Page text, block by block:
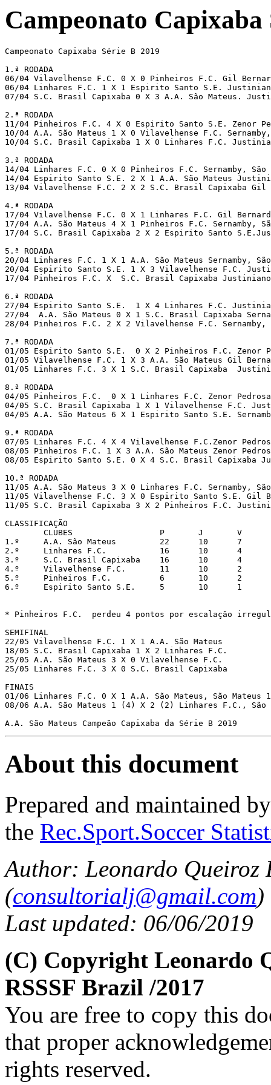
Campeonato Capixaba
Campeonato Capixaba Série B 2019
1.ª RODADA
06/04 Vilavelhense F.C. 0 X 0 Pinheiros F.C. Gil
06/04 Linhares F.C. 1 X 1 Espirito Santo S.E.
07/04 S.C. Brasil Capixaba 0 X 3 A.A. São Mateus.
2.ª RODADA
11/04 Pinheiros F.C. 4 X 0 Espirito Santo S.E. Zenor
10/04 A.A. São Mateus 1 X 0 Vilavelhense F.C.
10/04 S.C. Brasil Capixaba 1 X 0 Linhares F.C.
3.ª RODADA
14/04 Linhares F.C. 0 X 0 Pinheiros F.C. Sernamby, São
14/04 Espirito Santo S.E. 2 X 1 A.A. São Mateus
13/04 Vilavelhense F.C. 2 X 2 S.C. Brasil Capixaba Gil
4.ª RODADA
17/04 Vilavelhense F.C. 0 X 1 Linhares F.C. Gil
17/04 A.A. São Mateus 4 X 1 Pinheiros F.C. Sernamby,
17/04 S.C. Brasil Capixaba 2 X 2 Espirito Santo
5.ª RODADA
20/04 Linhares F.C. 1 X 1 A.A. São Mateus Sernamby,
20/04 Espirito Santo S.E. 1 X 3 Vilavelhense F.C.
17/04 Pinheiros F.C. X  S.C. Brasil Capixaba
6.ª RODADA
27/04 Espirito Santo S.E.  1 X 4 Linhares F.C.
27/04  A.A. São Mateus 0 X 1 S.C. Brasil Capixaba
28/04 Pinheiros F.C. 2 X 2 Vilavelhense F.C. Sernamby,
7.ª RODADA
01/05 Espirito Santo S.E.  0 X 2 Pinheiros F.C. Zenor
01/05 Vilavelhense F.C. 1 X 3 A.A. São Mateus Gil
01/05 Linhares F.C. 3 X 1 S.C. Brasil Capixaba
8.ª RODADA
04/05 Pinheiros F.C.  0 X 1 Linhares F.C. Zenor Pedrosa
04/05 S.C. Brasil Capixaba 1 X 1 Vilavelhense F.C.
04/05 A.A. São Mateus 6 X 1 Espirito Santo S.E.
9.ª RODADA
07/05 Linhares F.C. 4 X 4 Vilavelhense F.C.Zenor
08/05 Pinheiros F.C. 1 X 3 A.A. São Mateus Zenor
08/05 Espirito Santo S.E. 0 X 4 S.C. Brasil Capixaba
10.ª RODADA
11/05 A.A. São Mateus 3 X 0 Linhares F.C. Sernamby,
11/05 Vilavelhense F.C. 3 X 0 Espirito Santo S.E. Gil
11/05 S.C. Brasil Capixaba 3 X 2 Pinheiros F.C.
CLASSIFICAÇÃO
        CLUBES	                P	J	V	E	D	GP	GC	SG
1.º	A.A. São Mateus         22	10	7	1	2	25	8	17
2.º	Linhares F.C.           16	10	4	4	2	15	12	3
3.º     S.C. Brasil Capixaba    16	10	4	4	2	16	14	2
4.º	Vilavelhense F.C.       11	10	2	5	3	16	15	1
5.º     Pinheiros F.C.      	6	10	2	4	4	13	14	-1
6.º     Espirito Santo S.E.	5	10	1	2	7	8	30	-22
* Pinheiros F.C.  perdeu 4 pontos por escalação
SEMIFINAL
22/05 Vilavelhense F.C. 1 X 1 A.A. São Mateus
18/05 S.C. Brasil Capixaba 1 X 2 Linhares F.C.
25/05 A.A. São Mateus 3 X 0 Vilavelhense F.C.
25/05 Linhares F.C. 3 X 0 S.C. Brasil Capixaba
FINAIS
01/06 Linhares F.C. 0 X 1 A.A. São Mateus, São
08/06 A.A. São Mateus 1 (4) X 2 (2) Linhares F.C., São
About this document
Prepared and maintained
the Rec.Sport.Soccer
Author: Leonardo Queiroz
(consultorialj@gmail.com)
Last updated: 06/06/2019
(C) Copyright Leonardo
RSSSF Brazil /2017
You are free to copy this
that proper
rights reserved.